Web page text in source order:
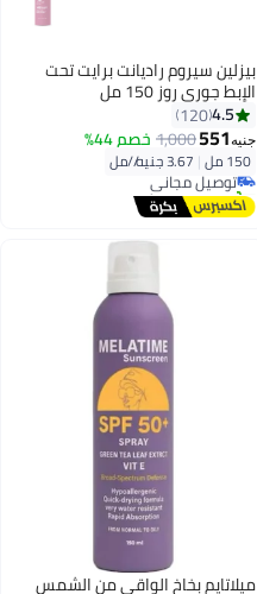
بيزلين سيروم راديانت برايت تحت
الإبط جوري روز 150 مل
4.5
120
جنيه551
1,000خصم 44%
150 مل |
توصيل مجاني
تم بيع +30 مؤخرًا
توصيل مجاني
ميلاتايم بخاخ الواقي من الشمس